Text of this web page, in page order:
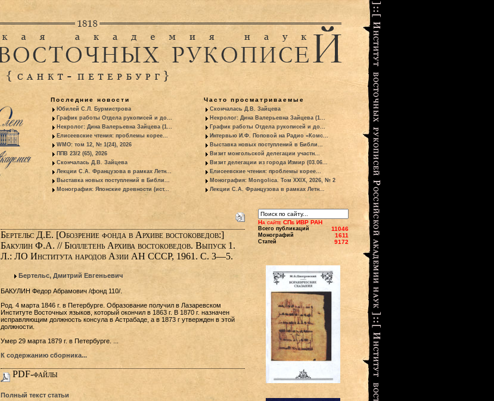
Последние новости
Юбилей С.Л. Бурмистрова
График работы Отдела рукописей и до...
Некролог: Дина Валерьевна Зайцева (1...
Елисеевские чтения: проблемы корее...
WMO: том 12, № 1(24), 2026
ППВ 23/2 (65), 2026
Скончалась Д.В. Зайцева
Лекции С.А. Французова в рамках Летн...
Выставка новых поступлений в Библи...
Монография: Японские древности (ист...
Часто просматриваемые
Скончалась Д.В. Зайцева
Некролог: Дина Валерьевна Зайцева (1...
График работы Отдела рукописей и до...
Интервью И.Ф. Поповой на Радио «Комс...
Выставка новых поступлений в Библи...
Визит монгольской делегации участн...
Визит делегации из города Измир (03.06...
Елисеевские чтения: проблемы корее...
Монография: Mongolica. Том XXIX, 2026, № 2
Лекции С.А. Французова в рамках Летн...
Бертельс Д.Е. [Обозрение фонда в Архиве востоковедов:]
Бакулин Ф.А. // Бюллетень Архива востоковедов. Выпуск 1.
Л.: ЛО Института народов Азии АН СССР, 1961. С. 3—5.
Бертельс, Дмитрий Евгеньевич
БАКУЛИН Федор Абрамович /фонд 110/.
Род. 4 марта 1846 г. в Петербурге. Образование получил в Лазаревском
Институте Восточных языков, который окончил в 1863 г. В 1870 г. назначен
исправляющим должность консула в Астрабаде, а в 1873 г утвержден в этой
должности.
Умер 29 марта 1879 г. в Петербурге. ...
К содержанию сборника...
PDF-файлы
Полный текст статьи
На сайте СПб ИВР РАН
Всего публикаций 11046
Монографий 1611
Статей 9172